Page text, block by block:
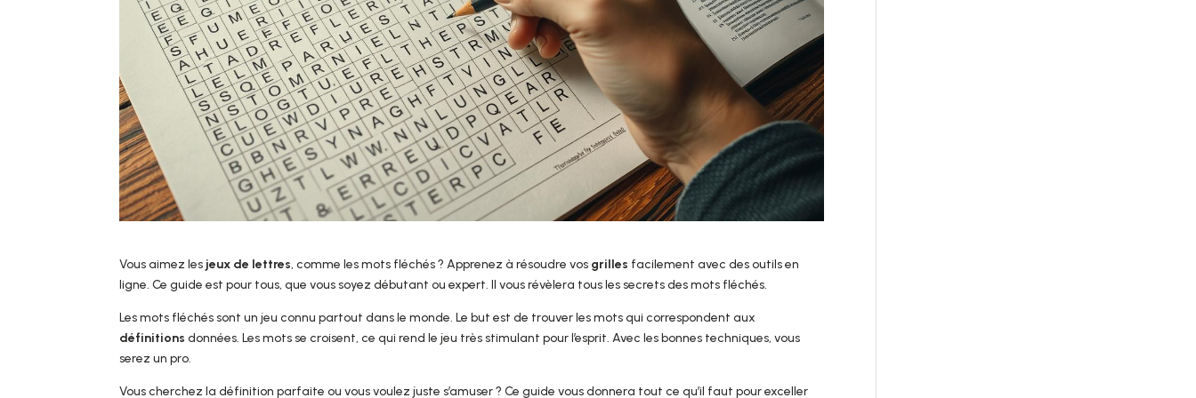
Vous aimez les jeux de lettres, comme les mots fléchés ? Apprenez à résoudre vos grilles facilement avec des outils en
ligne. Ce guide est pour tous, que vous soyez débutant ou expert. Il vous révèlera tous les secrets des mots fléchés.
Les mots fléchés sont un jeu connu partout dans le monde. Le but est de trouver les mots qui correspondent aux
définitions données. Les mots se croisent, ce qui rend le jeu très stimulant pour l’esprit. Avec les bonnes techniques, vous
serez un pro.
Vous cherchez la définition parfaite ou vous voulez juste s’amuser ? Ce guide vous donnera tout ce qu’il faut pour exceller